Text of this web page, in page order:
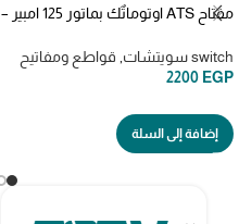
مفتاح ATS اوتوماتٌك بماتور 125 امبير –
Automatic/Manual Transfer Switch
Power Converter
switch سويتشات
قواطع ومفاتيح
2200 EGP
إضافة إلى السلة